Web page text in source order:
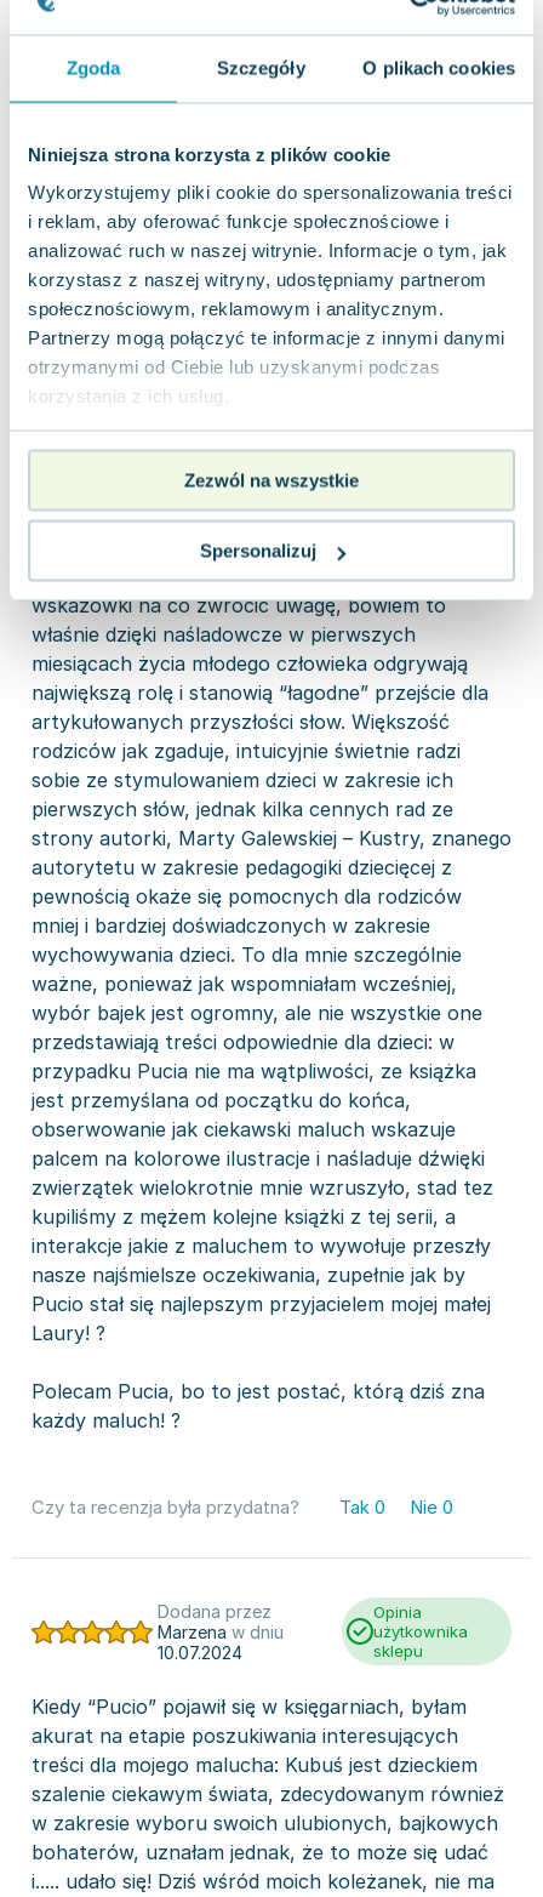
Zgoda Szczegóły O plikach cookies
Niniejsza strona korzysta z plików cookie
Wykorzystujemy pliki cookie do spersonalizowania treści
i reklam, aby oferować funkcje społecznościowe i
analizować ruch w naszej witrynie. Informacje o tym, jak
korzystasz z naszej witryny, udostępniamy partnerom
społecznościowym, reklamowym i analitycznym.
Partnerzy mogą połączyć te informacje z innymi danymi
otrzymanymi od Ciebie lub uzyskanymi podczas
korzystania z ich usług.
Zezwól na wszystkie
Spersonalizuj
użytkownika
sklepu
jest tak łatwe, jak mogłoby się wydawać! Dzieci są
bardzo czułe na przekazywane im treści, to nie są
czasy lat dawno minionych, gdzie do wyboru
mieliśmy dwie, trzy bajki i każdy czekał na
wieczorynkę o 19…. ? Dziś maluchy mają tak wielki
wybór, że często szybko tracą zainteresowanie, a
jednak na tym tle wyróżnia się w oczach mojej
latorośli pewien uroczy bohater, którego przygody
dedykowane są dla najmłodszych – Pucio!
Pucio uczy się mówić, to pozycja łącząca opowieść
dla najmłodszych i cenne lekcje w zakresie
pierwszych słów naszych pociech! Co ciekawe,
autorka nie ucieka od oczywistych spraw, jak
“muuuu” u krówki, czy “miau” u kotka, tym samym
nie dostajemy lekcji w zakresie mówienia: raczej
wskazówki na co zwrócić uwagę, bowiem to
właśnie dzięki naśladowcze w pierwszych
miesiącach życia młodego człowieka odgrywają
największą rolę i stanowią “łagodne” przejście dla
artykułowanych przyszłości słow. Większość
rodziców jak zgaduje, intuicyjnie świetnie radzi
sobie ze stymulowaniem dzieci w zakresie ich
pierwszych słów, jednak kilka cennych rad ze
strony autorki, Marty Galewskiej – Kustry, znanego
autorytetu w zakresie pedagogiki dziecięcej z
pewnością okaże się pomocnych dla rodziców
mniej i bardziej doświadczonych w zakresie
wychowywania dzieci. To dla mnie szczególnie
ważne, ponieważ jak wspomniałam wcześniej,
wybór bajek jest ogromny, ale nie wszystkie one
przedstawiają treści odpowiednie dla dzieci: w
przypadku Pucia nie ma wątpliwości, ze książka
jest przemyślana od początku do końca,
obserwowanie jak ciekawski maluch wskazuje
palcem na kolorowe ilustracje i naśladuje dźwięki
zwierzątek wielokrotnie mnie wzruszyło, stad tez
kupiliśmy z mężem kolejne książki z tej serii, a
interakcje jakie z maluchem to wywołuje przeszły
nasze najśmielsze oczekiwania, zupełnie jak by
Pucio stał się najlepszym przyjacielem mojej małej
Laury! ?
Polecam Pucia, bo to jest postać, którą dziś zna
każdy maluch! ?
Czy ta recenzja była przydatna? Tak 0 Nie 0
Dodana przez
Marzena w dniu
10.07.2024
Opinia
użytkownika
sklepu
Kiedy “Pucio” pojawił się w księgarniach, byłam
akurat na etapie poszukiwania interesujących
treści dla mojego malucha: Kubuś jest dzieckiem
szalenie ciekawym świata, zdecydowanym również
w zakresie wyboru swoich ulubionych, bajkowych
bohaterów, uznałam jednak, że to może się udać
i..... udało się! Dziś wśród moich koleżanek, nie ma